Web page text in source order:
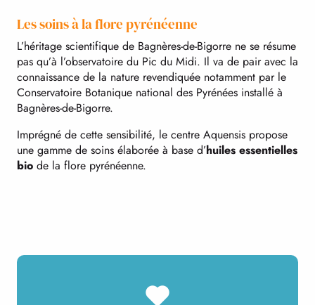
Les soins à la flore pyrénéenne
L’héritage scientifique de Bagnères-de-Bigorre ne se résume
pas qu’à l’observatoire du Pic du Midi. Il va de pair avec la
connaissance de la nature revendiquée notamment par le
Conservatoire Botanique national des Pyrénées installé à
Bagnères-de-Bigorre.
Imprégné de cette sensibilité, le centre Aquensis propose
une gamme de soins élaborée à base d’huiles essentielles
bio de la flore pyrénéenne.